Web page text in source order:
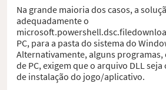
Na grande maioria dos casos, a
adequadamente o
PC, para a pasta do sistema do
Alternativamente, alguns programas,
de PC, exigem que o arquivo DLL
de instalação do jogo/aplicativo.